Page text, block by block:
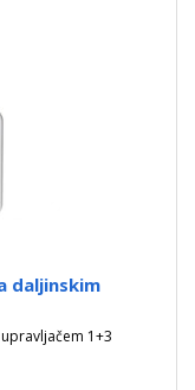
daljinskim
upravljačem 1+3